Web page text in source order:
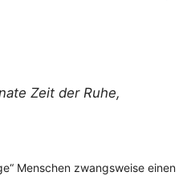
Zeit der Ruhe,
Menschen zwangsweise einen